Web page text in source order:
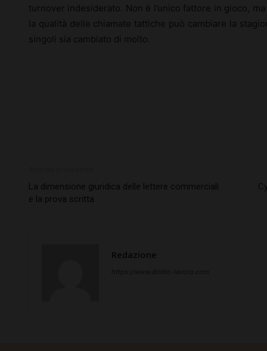
turnover indesiderato. Non è l’unico fattore in gioco,
la qualità delle chiamate tattiche può cambiare la
singoli sia cambiato di molto.
La dimensione giuridica delle lettere commerciali
e la prova scritta
Redazione